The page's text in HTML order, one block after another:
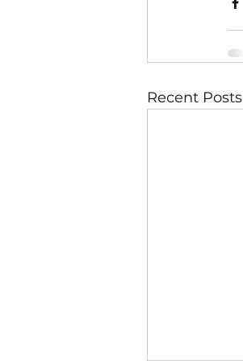
Recent Posts